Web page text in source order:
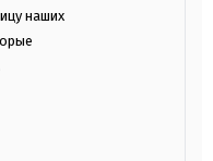
наших